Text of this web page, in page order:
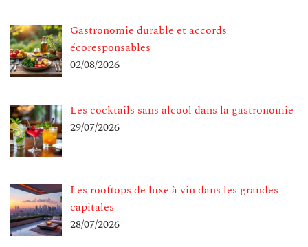
Gastronomie durable et accords
écoresponsables
02/08/2026
Les cocktails sans alcool dans la gastronomie
29/07/2026
Les rooftops de luxe à vin dans les grandes
capitales
28/07/2026